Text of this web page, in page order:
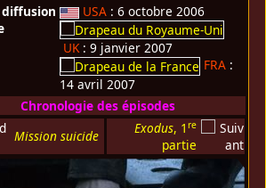
diffusion
USA: 6 octobre 2006
UK: 9 janvier 2007
FRA:
14 avril 2007
Chronologie des épisodes
Mission suicide
Exodus, 1 re
partie